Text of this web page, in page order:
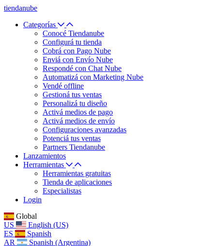
tiendanube
Categorías
Conocé Tiendanube
Configurá tu tienda
Cobrá con Pago Nube
Enviá con Envío Nube
Respondé con Chat Nube
Automatizá con Marketing Nube
Vendé offline
Gestioná tus ventas
Personalizá tu diseño
Activá medios de pago
Activá medios de envío
Configuraciones avanzadas
Potenciá tus ventas
Partners Tiendanube
Lanzamientos
Herramientas
Herramientas gratuitas
Tienda de aplicaciones
Especialistas
Login
Global
US
English (US)
ES
Spanish
AR
Spanish (Argentina)